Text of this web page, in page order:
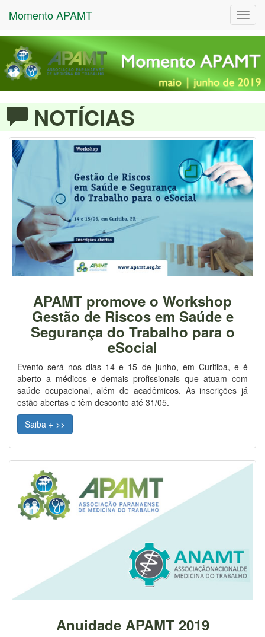
Momento APAMT
NOTÍCIAS
APAMT promove o Workshop
Gestão de Riscos em Saúde e
Segurança do Trabalho para o
eSocial
Evento será nos dias 14 e 15 de junho, em Curitiba, e é
aberto a médicos e demais profissionais que atuam com
saúde ocupacional, além de acadêmicos. As inscrições já
estão abertas e têm desconto até 31/05.
Saiba + >>
Anuidade APAMT 2019